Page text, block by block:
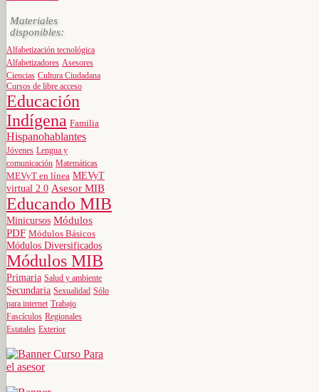
Materiales
disponibles:
Alfabetización tecnológica
Alfabetizadores Asesores
Ciencias Cultura Ciudadana
Cursos de libre acceso
Educación
Indígena Familia
Hispanohablantes
Jóvenes Lengua y
comunicación Matemáticas
MEVyT en línea MEVyT
virtual 2.0 Asesor MIB
Educando MIB
Minicursos Módulos
PDF Módulos Básicos
Módulos Diversificados
Módulos MIB
Primaria Salud y ambiente
Secundaria Sexualidad Sólo
para internet Trabajo
Fascículos Regionales
Estatales Exterior